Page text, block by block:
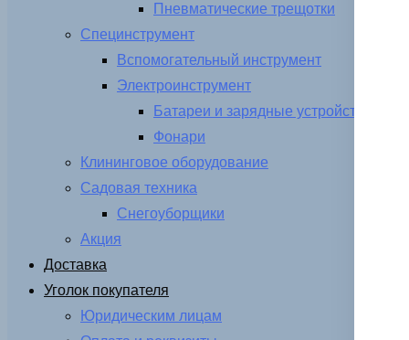
Пневматические трещотки
Специнструмент
Вспомогательный инструмент
Электроинструмент
Батареи и зарядные устройства
Фонари
Клининговое оборудование
Садовая техника
Снегоуборщики
Акция
Доставка
Уголок покупателя
Юридическим лицам